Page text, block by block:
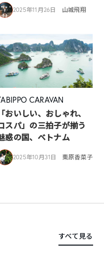
2025年11月26日
山城飛翔
CARAVAN
「おいしい、おしゃれ、
スパ」の三拍子が揃う
惑の国、ベトナム
2025年10月31日 栗原香菜子
すべて見る